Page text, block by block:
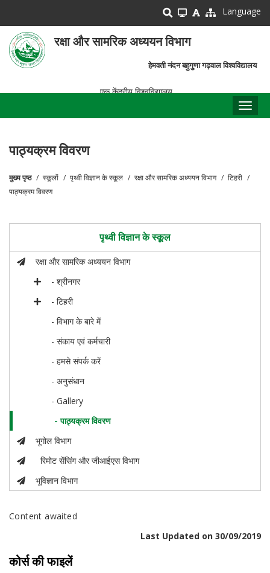
main
content
Language
रक्षा और सामरिक अध्ययन विभाग
हेमवती नंदन बहुगुणा गढ़वाल विश्वविद्यालय
एक केंद्रीय विश्वविद्यालय
पाठ्यक्रम विवरण
पग
मुख्य पृष्ठ स्कूलों पृथ्वी विज्ञान के स्कूल रक्षा और सामरिक अध्ययन विभाग
टिहरी
पाठ्यक्रम विवरण
पृथ्वी विज्ञान के स्कूल
रक्षा और सामरिक अध्ययन विभाग
- श्रीनगर
- टिहरी
- विभाग के बारे में
- संकाय एवं कर्मचारी
- हमसे संपर्क करें
- अनुसंधान
- Gallery
- पाठ्यक्रम विवरण
भूगोल विभाग
रिमोट सेंसिंग और जीआईएस विभाग
भूविज्ञान विभाग
Content awaited
Last Updated on 30/09/2019
कोर्स की फाइलें